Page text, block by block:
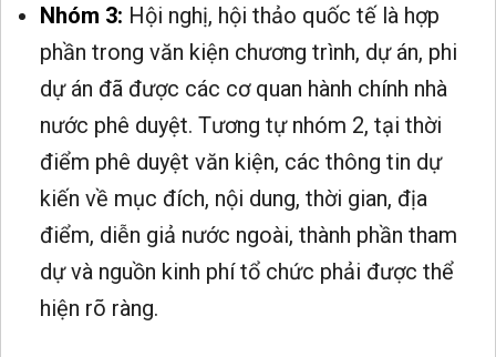
Nhóm 3: Hội nghị, hội thảo quốc tế là hợp
phần trong văn kiện chương trình, dự án, phi
dự án đã được các cơ quan hành chính nhà
nước phê duyệt. Tương tự nhóm 2, tại thời
điểm phê duyệt văn kiện, các thông tin dự
kiến về mục đích, nội dung, thời gian, địa
điểm, diễn giả nước ngoài, thành phần tham
dự và nguồn kinh phí tổ chức phải được thể
hiện rõ ràng.